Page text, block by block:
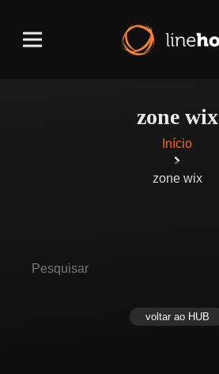
zone wix
Início
zone wix
voltar ao HUB